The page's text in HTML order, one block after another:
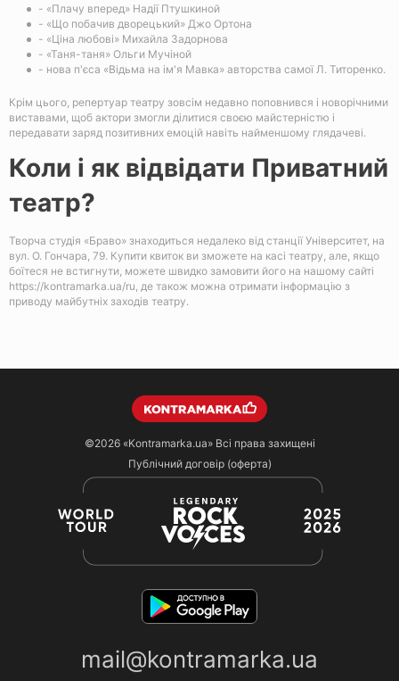
- «Плачу вперед» Надії Птушкиной
- «Що побачив дворецький» Джо Ортона
- «Ціна любові» Михайла Задорнова
- «Таня-таня» Ольги Мучіной
- нова п'єса «Відьма на ім'я Мавка» авторства самої Л. Титоренко.
Крім цього, репертуар театру зовсім недавно поповнився і новорічними
виставами, щоб актори змогли ділитися своєю майстерністю і
передавати заряд позитивних емоцій навіть найменшому глядачеві.
Коли і як відвідати Приватний
театр?
Творча студія «Браво» знаходиться недалеко від станції Університет, на
вул. О. Гончара, 79. Купити квиток ви зможете на касі театру, але, якщо
боїтеся не встигнути, можете швидко замовити його на нашому сайті
https://kontramarka.ua/ru, де також можна отримати інформацію з
приводу майбутніх заходів театру.
©2026 «Kontramarka.ua»Всі права захищені
Публічний договір (оферта)
mail@kontramarka.ua